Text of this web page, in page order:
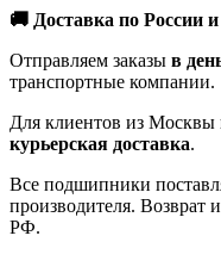
🚚 Доставка по России
Отправляем заказы в
транспортные компании.
Для клиентов из Москвы
курьерская доставка.
Все подшипники
производителя. Возврат
РФ.